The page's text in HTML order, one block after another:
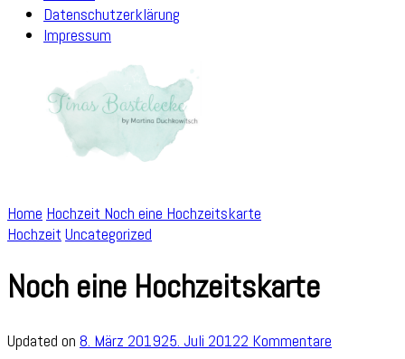
Datenschutzerklärung
Impressum
Home Hochzeit Noch eine Hochzeitskarte
Hochzeit Uncategorized
Noch eine Hochzeitskarte
Updated on 8. März 201925. Juli 20122 Kommentare